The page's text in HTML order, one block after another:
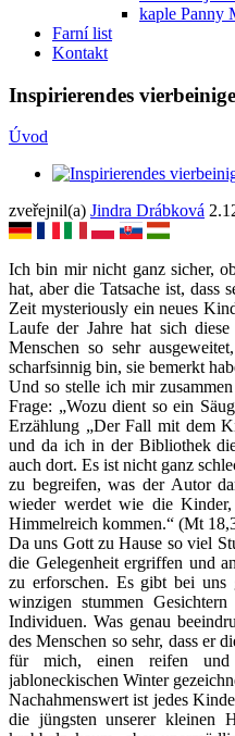
kaple Panny
Farní list
Kontakt
Inspirierendes
Úvod
zveřejnil(a) Jindra Drábková
Ich bin mir nicht ganz sicher,
hat, aber die Tatsache ist,
Zeit mysteriously ein neues
Laufe der Jahre hat sich
Menschen so sehr
scharfsinnig bin, sie bemerkt
Und so stelle ich mir
Frage: „Wozu dient so ein
Erzählung „Der Fall mit dem
und da ich in der Bibliothek
auch dort. Es ist nicht ganz
zu begreifen, was der Autor
wieder werdet wie die
Himmelreich kommen.“ (Mt
Da uns Gott zu Hause so viel
die Gelegenheit ergriffen und
zu erforschen. Es gibt bei uns
winzigen stummen
Individuen. Was genau
des Menschen so sehr, dass er
für mich, einen reifen
jabloneckischen Winter
Nachahmenswert ist jedes
die jüngsten unserer kleinen